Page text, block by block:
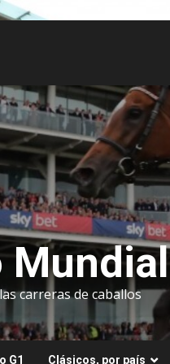
Mundial
carreras de caballos
G1 Clásicos, por país